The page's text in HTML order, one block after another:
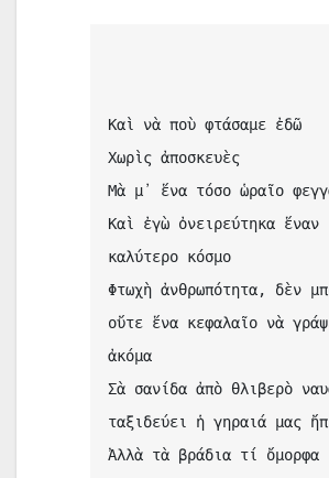
Καὶ νὰ ποὺ φτάσαμε ἐδῶ
Χωρὶς ἀποσκευὲς
Μὰ μ᾿ ἕνα τόσο ὡραῖο
Καὶ ἐγὼ ὀνειρεύτηκα ἕναν
καλύτερο κόσμο
Φτωχὴ ἀνθρωπότητα, δὲν
οὔτε ἕνα κεφαλαῖο νὰ
ἀκόμα
Σὰ σανίδα ἀπὸ θλιβερὸ
ταξιδεύει ἡ γηραιά μας
Ἀλλὰ τὰ βράδια τί ὄμορφα